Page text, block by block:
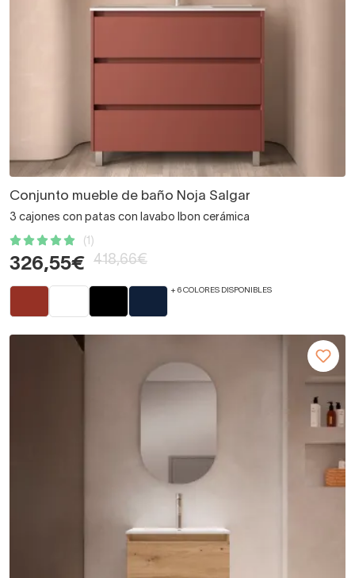
Conjunto mueble de baño Noja Salgar
3 cajones con patas con lavabo Ibon cerámica
(1)
326,55€ 418,66€
+ 6 COLORES DISPONIBLES